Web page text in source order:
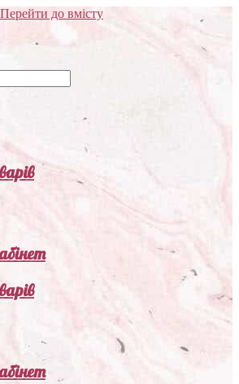
Перейти до вмісту